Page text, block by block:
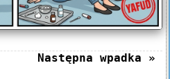
Następna wpadka »